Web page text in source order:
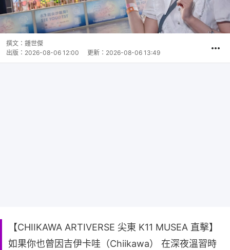
撰文： 鍾世傑
出版： 2026-08-06 12:00 更新： 2026-08-06 13:49
【CHIIKAWA ARTIVERSE 尖東 K11 MUSEA 直擊】
如果你也曾因吉伊卡哇（Chiikawa） 在深夜溫習時